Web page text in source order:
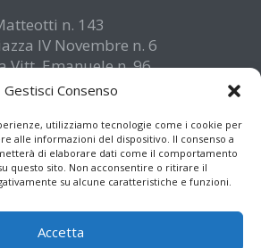
Gestisci Consenso
utilizziamo tecnologie come i cookie per
alle informazioni del dispositivo. Il consenso a
di elaborare dati come il comportamento
questo sito. Non acconsentire o ritirare il
su alcune caratteristiche e funzioni.
Accetta
n. 143
IV Novembre n. 6
Vitt. Emanuele n. 96
Amicis n. 15
n. 61